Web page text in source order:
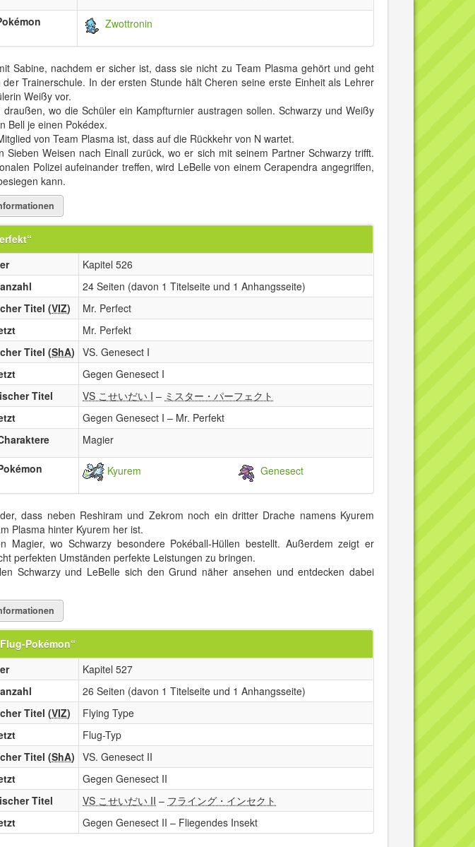
Zwottronin
Sabine, nachdem er sicher ist, dass sie nicht zu Team Plasma gehört und geht
Trainerschule. In der ersten Stunde hält Cheren seine erste Einheit als Lehrer
Weißy vor.
wo die Schüler ein Kampfturnier austragen sollen. Schwarzy und Weißy
Bell je einen Pokédex.
von Team Plasma ist, dass auf die Rückkehr von N wartet.
Weisen nach Einall zurück, wo er sich mit seinem Partner Schwarzy trifft.
Polizei aufeinander treffen, wird LeBelle von einem Cerapendra angegriffen,
kann.
Kapitel 526
24 Seiten (davon 1 Titelseite und 1 Anhangsseite)
Titel (VIZ)
Mr. Perfect
Mr. Perfekt
Titel (ShA)
VS. Genesect I
Gegen Genesect I
Titel
VS こせいだい I – ミスター・パーフェクト
Gegen Genesect I – Mr. Perfekt
Magier
Kyurem Genesect
dass neben Reshiram und Zekrom noch ein dritter Drache namens Kyurem
Plasma hinter Kyurem her ist.
Magier, wo Schwarzy besondere Pokéball-Hüllen bestellt. Außerdem zeigt er
perfekten Umständen perfekte Leistungen zu bringen.
Schwarzy und LeBelle sich den Grund näher ansehen und entdecken dabei
Pokémon“
Kapitel 527
26 Seiten (davon 1 Titelseite und 1 Anhangsseite)
Titel (VIZ)
Flying Type
Flug-Typ
Titel (ShA)
VS. Genesect II
Gegen Genesect II
Titel
VS こせいだい II – フライング・インセクト
Gegen Genesect II – Fliegendes Insekt